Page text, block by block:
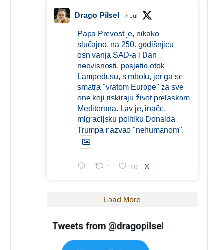
Drago Pilsel 4 Jul
Papa Prevost je, nikako
slučajno, na 250. godišnjicu
osnivanja SAD-a i Dan
neovisnosti, posjetio otok
Lampedusu, simbolu, jer ga se
smatra "vratom Europe" za sve
one koji riskiraju život prelaskom
Mediterana. Lav je, inače,
migracijsku politiku Donalda
Trumpa nazvao "nehumanom".
1 10 X
Load More